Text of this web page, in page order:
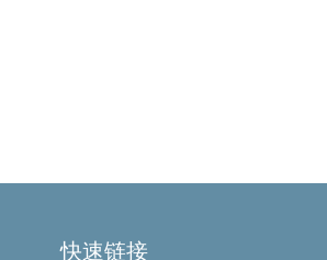
快速链接